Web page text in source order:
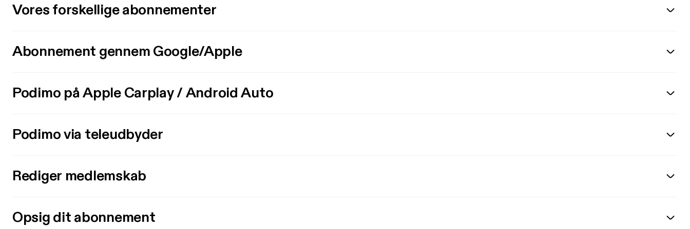
Vores forskellige abonnementer
Abonnement gennem Google/Apple
Podimo på Apple Carplay / Android Auto
Podimo via teleudbyder
Rediger medlemskab
Opsig dit abonnement